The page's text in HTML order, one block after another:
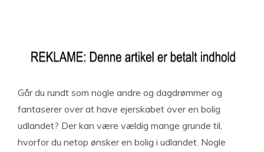
Går du rundt som nogle andre og dagdrømmer og
fantaserer over at have ejerskabet over en bolig
udlandet? Der kan være vældig mange grunde til,
hvorfor du netop ønsker en bolig i udlandet. Nogle